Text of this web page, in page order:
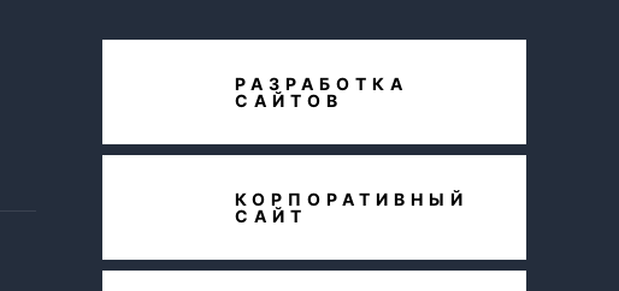
РАЗРАБОТКА
САЙТОВ
КОРПОРАТИВНЫЙ
САЙТ